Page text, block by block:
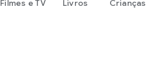
Filmes e TV Livros Crianças